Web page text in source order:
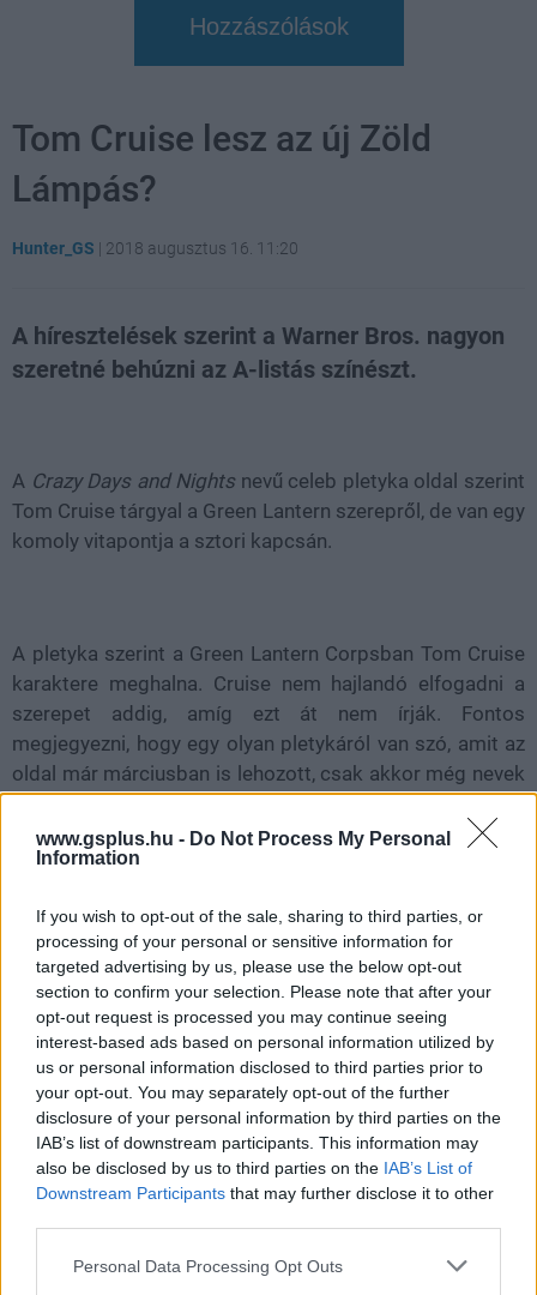
www.gsplus.hu - Do Not Process My Personal
Information
If you wish to opt-out of the sale, sharing to third parties, or
processing of your personal or sensitive information for
targeted advertising by us, please use the below opt-out
section to confirm your selection. Please note that after your
opt-out request is processed you may continue seeing
interest-based ads based on personal information utilized by
us or personal information disclosed to third parties prior to
your opt-out. You may separately opt-out of the further
disclosure of your personal information by third parties on the
IAB’s list of downstream participants. This information may
also be disclosed by us to third parties on the IAB’s List of
Downstream Participants that may further disclose it to other
Please note that this website/app uses one or more Google
Personal Data Processing Opt Outs
Hozzászólások
Tom Cruise lesz az új Zöld
Lámpás?
Hunter_GS | 2018 augusztus 16. 11:20
A híresztelések szerint a Warner Bros. nagyon
szeretné behúzni az A-listás színészt.
A Crazy Days and Nights nevű celeb pletyka oldal szerint
Tom Cruise tárgyal a Green Lantern szerepről, de van egy
komoly vitapontja a sztori kapcsán.
A pletyka szerint a Green Lantern Corpsban Tom Cruise
karaktere meghalna. Cruise nem hajlandó elfogadni a
szerepet addig, amíg ezt át nem írják. Fontos
megjegyezni, hogy egy olyan pletykáról van szó, amit az
oldal már márciusban is lehozott, csak akkor még nevek
megoldódott. Ettől függetlenül Cruise neve többször is
felbukkant már a DCEU Green Lantern filmje kapcsán.